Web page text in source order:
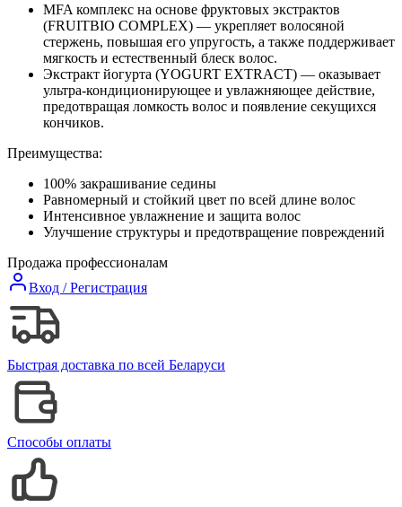
MFA комплекс на основе фруктовых экстрактов
(FRUITBIO COMPLEX) — укрепляет волосяной
стержень, повышая его упругость, а также поддерживает
мягкость и естественный блеск волос.
Экстракт йогурта (YOGURT EXTRACT) — оказывает
ультра-кондиционирующее и увлажняющее действие,
предотвращая ломкость волос и появление секущихся
кончиков.
Преимущества:
100% закрашивание седины
Равномерный и стойкий цвет по всей длине волос
Интенсивное увлажнение и защита волос
Улучшение структуры и предотвращение повреждений
Продажа профессионалам
Вход / Регистрация
Быстрая доставка по всей Беларуси
Способы оплаты